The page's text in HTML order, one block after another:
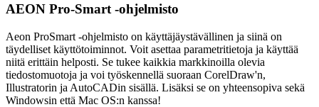
AEON Pro-Smart -ohjelmisto
Aeon ProSmart -ohjelmisto on käyttäjäystävällinen ja siinä on
täydelliset käyttötoiminnot. Voit asettaa parametritietoja ja käyttää
niitä erittäin helposti. Se tukee kaikkia markkinoilla olevia
tiedostomuotoja ja voi työskennellä suoraan CorelDraw'n,
Illustratorin ja AutoCADin sisällä. Lisäksi se on yhteensopiva sekä
Windowsin että Mac OS:n kanssa!